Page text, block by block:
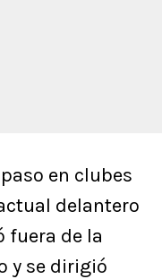
en clubes
delantero
fuera de la
y se dirigió